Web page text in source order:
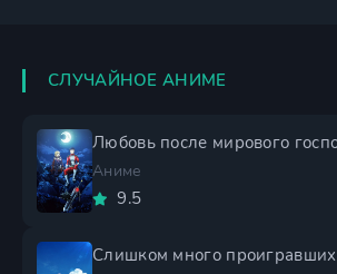
СЛУЧАЙНОЕ АНИМЕ
Любовь после мирового
Аниме
9.5
Слишком много